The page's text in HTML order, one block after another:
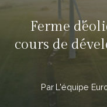
Ferme
cours de
Par L'équipe